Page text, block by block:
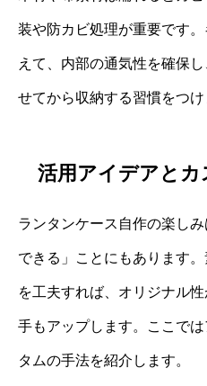
装や防カビ処理が重要です
えて、内部の通気性を確保
せてから収納する習慣をつけ
活用アイデアと
ランタンケース自作の楽し
できる」ことにもあります
を工夫すれば、オリジナル
手もアップします。ここで
タムの手法を紹介します。